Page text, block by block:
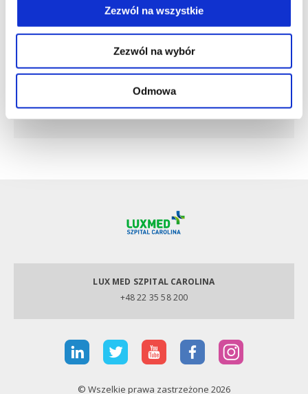
Zezwól na wszystkie
Zezwól na wybór
Odmowa
Jestem Ordynatorem Oddziału Ortopedii i Traumatologii
Narządu Ruchu w Szpitalu Carolina. Specjalizuję się m.in.
w przeszczepach łąkotek, rekonstrukcji chrząstki,
rekonstrukcjach wielowięzadłowych i osteotomiach w
obrębie stawów kolanowych. Wykonuję także
artroskopię stawu biodrowego. Przyjmuję dzieci od 12
r.ż.
LUX MED SZPITAL CAROLINA
+48 22 35 58 200
© Wszelkie prawa zastrzeżone 2026